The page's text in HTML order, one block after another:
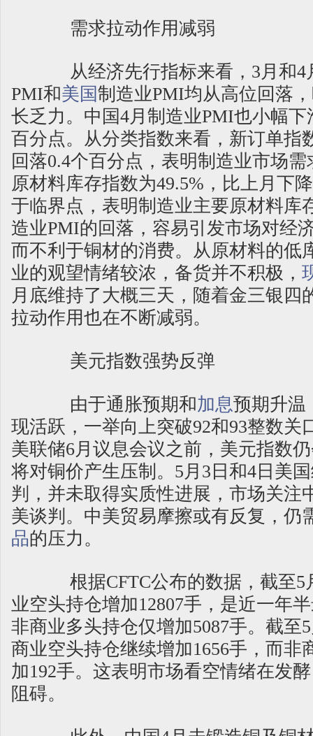
需求拉动作用减弱
从经济先行指标来看，3月和4
PMI和美国制造业PMI均从高位回落
长乏力。中国4月制造业PMI也小幅下
百分点。从分类指数来看，新订单指
回落0.4个百分点，表明制造业市场
原材料库存指数为49.5%，比上月下
于临界点，表明制造业主要原材料库
造业PMI的回落，容易引发市场对经
而不利于铜材的消费。从原材料的低
业的观望情绪较浓，备货并不积极，
月底维持了大概三天，随着金三银四
拉动作用也在不断减弱。
美元指数强势反弹
由于通胀预期和加息预期升温
现活跃，一举向上突破92和93整数关
美联储6月议息会议之前，美元指数
将对铜价产生压制。5月3日和4日美
判，并未取得实质性进展，市场关注
美谈判。中美贸易摩擦或有反复，仍
品的压力。
根据CFTC公布的数据，截至5
业空头持仓增加12807手，是近一年
非商业多头持仓仅增加5087手。截至
商业空头持仓继续增加1656手，而非
加192手。这表明市场看空情绪在发
阻碍。